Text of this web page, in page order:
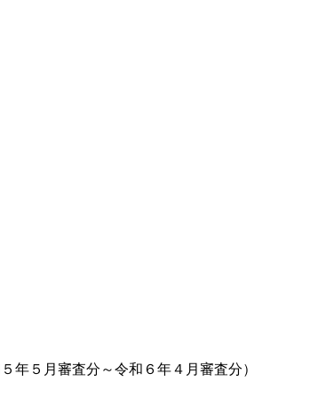
５月審査分～令和６年４月審査分）